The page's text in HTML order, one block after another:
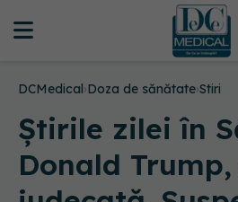
DCMedical›Doza de sănătate›Stiri
Știrile zilei în
Donald